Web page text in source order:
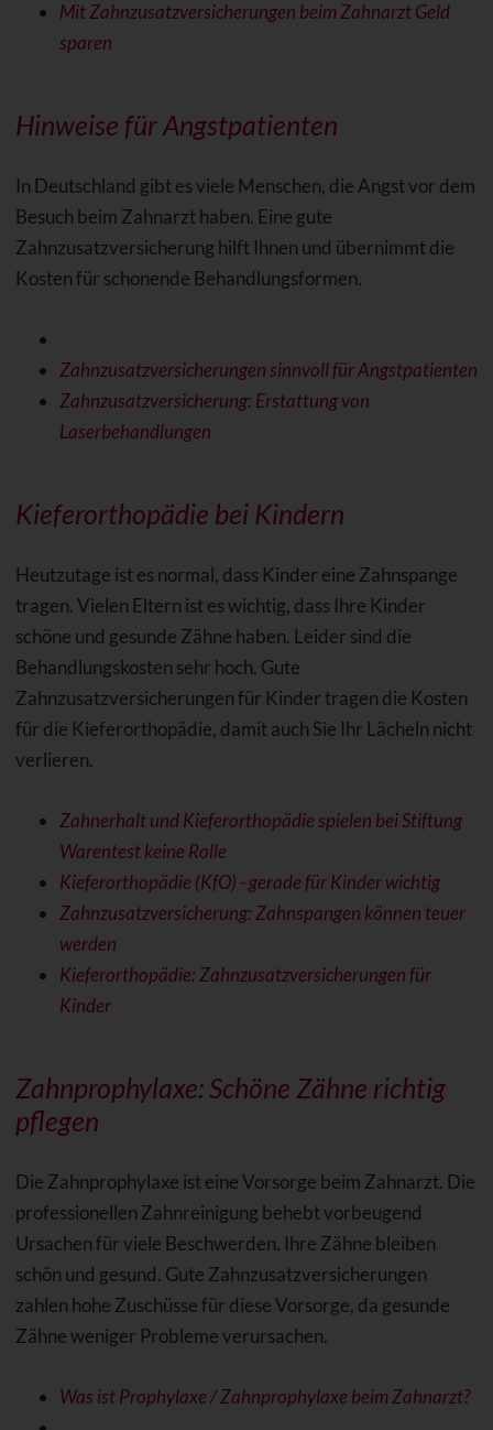
Mit Zahnzusatzversicherungen beim Zahnarzt Geld
sparen
Hinweise für Angstpatienten
In Deutschland gibt es viele Menschen, die Angst vor dem
Besuch beim Zahnarzt haben. Eine gute
Zahnzusatzversicherung hilft Ihnen und übernimmt die
Kosten für schonende Behandlungsformen.
Zahnzusatzversicherungen sinnvoll für Angstpatienten
Zahnzusatzversicherung: Erstattung von
Laserbehandlungen
Kieferorthopädie bei Kindern
Heutzutage ist es normal, dass Kinder eine Zahnspange
tragen. Vielen Eltern ist es wichtig, dass Ihre Kinder
schöne und gesunde Zähne haben. Leider sind die
Behandlungskosten sehr hoch. Gute
Zahnzusatzversicherungen für Kinder tragen die Kosten
für die Kieferorthopädie, damit auch Sie Ihr Lächeln nicht
verlieren.
Zahnerhalt und Kieferorthopädie spielen bei Stiftung
Warentest keine Rolle
Kieferorthopädie (KfO) - gerade für Kinder wichtig
Zahnzusatzversicherung: Zahnspangen können teuer
werden
Kieferorthopädie: Zahnzusatzversicherungen für
Kinder
Zahnprophylaxe: Schöne Zähne richtig
pflegen
Die Zahnprophylaxe ist eine Vorsorge beim Zahnarzt. Die
professionellen Zahnreinigung behebt vorbeugend
Ursachen für viele Beschwerden. Ihre Zähne bleiben
schön und gesund. Gute Zahnzusatzversicherungen
zahlen hohe Zuschüsse für diese Vorsorge, da gesunde
Zähne weniger Probleme verursachen.
Was ist Prophylaxe / Zahnprophylaxe beim Zahnarzt?